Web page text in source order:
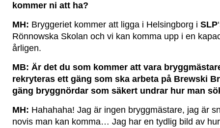
kommer ni att ha?
MH: Bryggeriet kommer att ligga i Helsingborg i SLP
Rönnowska Skolan och vi kan komma upp i en
årligen.
MB: Är det du som kommer att vara
rekryteras ett gäng som ska arbeta på Brewski
gäng bryggnördar som säkert undrar hur man
MH: Hahahaha! Jag är ingen bryggmästare, jag är
novis man kan komma… Jag har en tydlig bild av